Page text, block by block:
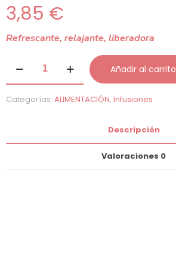
3,85 €
Refrescante, relajante, liberadora
tea-
Respiración
Añadir al carrito
Categorías: ALIMENTACIÓN, Infusiones
Descripción
Valoraciones 0